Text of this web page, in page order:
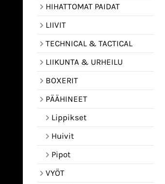
HIHATTOMAT PAIDAT
LIIVIT
TECHNICAL & TACTICAL
LIIKUNTA & URHEILU
BOXERIT
PÄÄHINEET
Lippikset
Huivit
Pipot
VYÖT